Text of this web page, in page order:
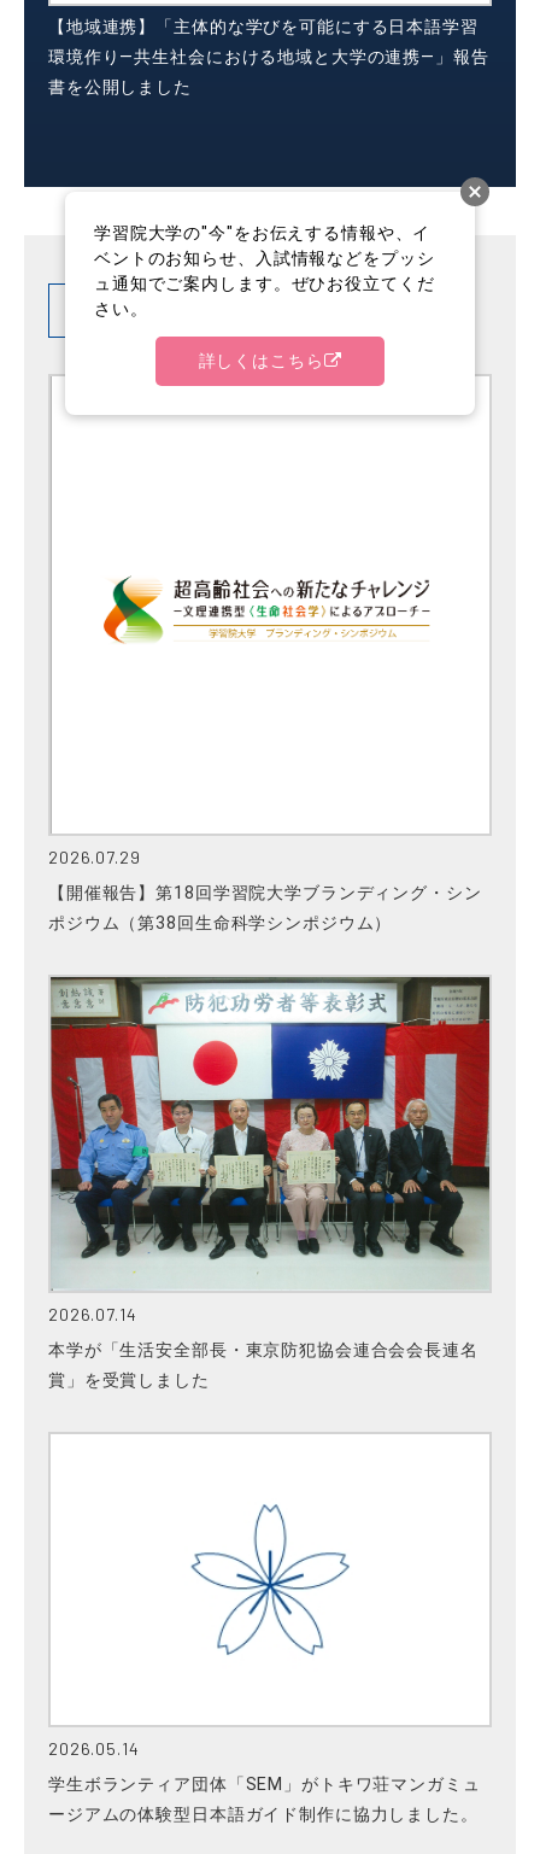
【地域連携】「主体的な学びを可能にする日本語学習
環境作り―共生社会における地域と大学の連携―」報告
書を公開しました
関連News
2026.07.29
【開催報告】第18回学習院大学ブランディング・シン
ポジウム（第38回生命科学シンポジウム）
2026.07.14
本学が「生活安全部長・東京防犯協会連合会会長連名
賞」を受賞しました
2026.05.14
学生ボランティア団体「SEM」がトキワ荘マンガミュ
ージアムの体験型日本語ガイド制作に協力しました。
学習院大学の"今"をお伝えする情報や、イ
ベントのお知らせ、入試情報などをプッシ
ュ通知でご案内します。ぜひお役立てくだ
さい。
詳しくはこちら